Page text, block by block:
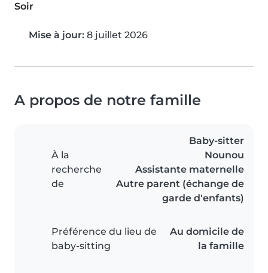
Soir
Mise à jour: 8 juillet 2026
A propos de notre famille
À la
recherche
de
Baby-sitter
Nounou
Assistante maternelle
Autre parent (échange de
garde d'enfants)
Préférence du lieu de
baby-sitting
Au domicile de
la famille